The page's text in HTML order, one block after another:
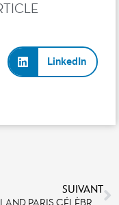
LinkedIn
SUIVANT